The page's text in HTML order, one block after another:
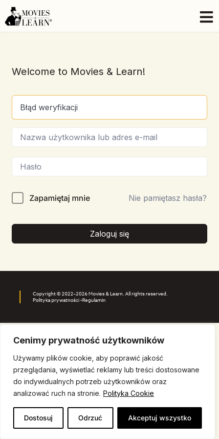
Cenimy prywatność użytkowników
Używamy plików cookie, aby poprawić jakość
przeglądania, wyświetlać reklamy lub treści dostosowane
do indywidualnych potrzeb użytkowników oraz
analizować ruch na stronie. Polityka Cookie
Dostosuj Odrzuć Akceptuj wszystko
Welcome to Movies & Learn!
Błąd weryfikacji
Zapamiętaj mnie Nie pamiętasz hasła?
Zaloguj się
Copyright © 2022–2026 Movies & Learn. All rights reserved.
Polityka prywatności •Regulamin